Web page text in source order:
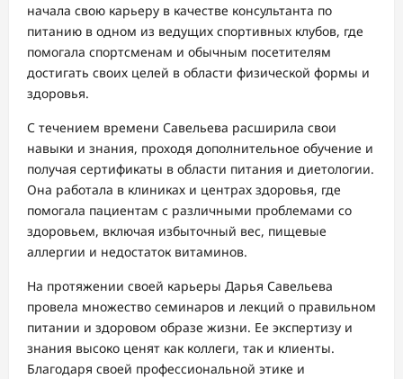
начала свою карьеру в качестве консультанта по
питанию в одном из ведущих спортивных клубов, где
помогала спортсменам и обычным посетителям
достигать своих целей в области физической формы и
здоровья.
С течением времени Савельева расширила свои
навыки и знания, проходя дополнительное обучение и
получая сертификаты в области питания и диетологии.
Она работала в клиниках и центрах здоровья, где
помогала пациентам с различными проблемами со
здоровьем, включая избыточный вес, пищевые
аллергии и недостаток витаминов.
На протяжении своей карьеры Дарья Савельева
провела множество семинаров и лекций о правильном
питании и здоровом образе жизни. Ее экспертизу и
знания высоко ценят как коллеги, так и клиенты.
Благодаря своей профессиональной этике и